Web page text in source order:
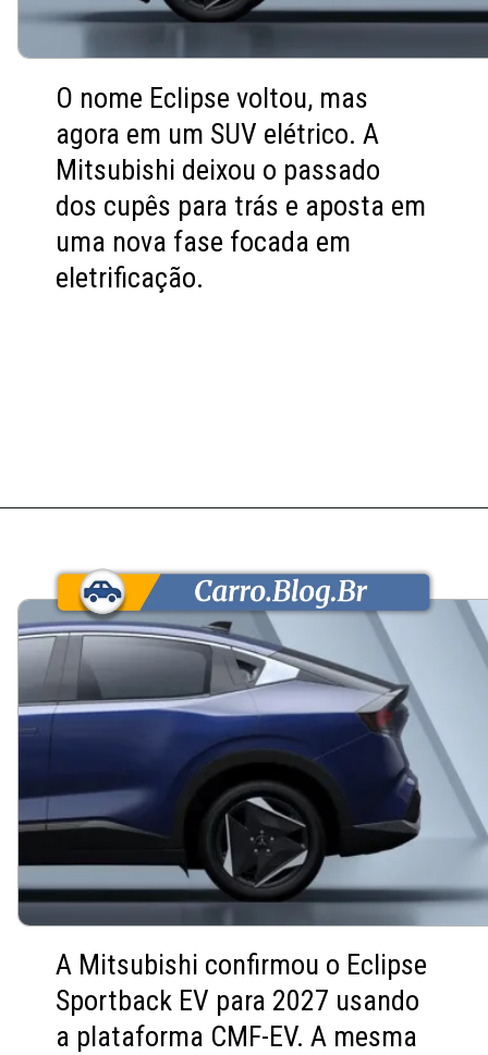
O nome Eclipse voltou, mas
agora em um SUV elétrico. A
Mitsubishi deixou o passado
dos cupês para trás e aposta em
uma nova fase focada em
eletrificação.
A Mitsubishi confirmou o Eclipse
Sportback EV para 2027 usando
a plataforma CMF-EV. A mesma